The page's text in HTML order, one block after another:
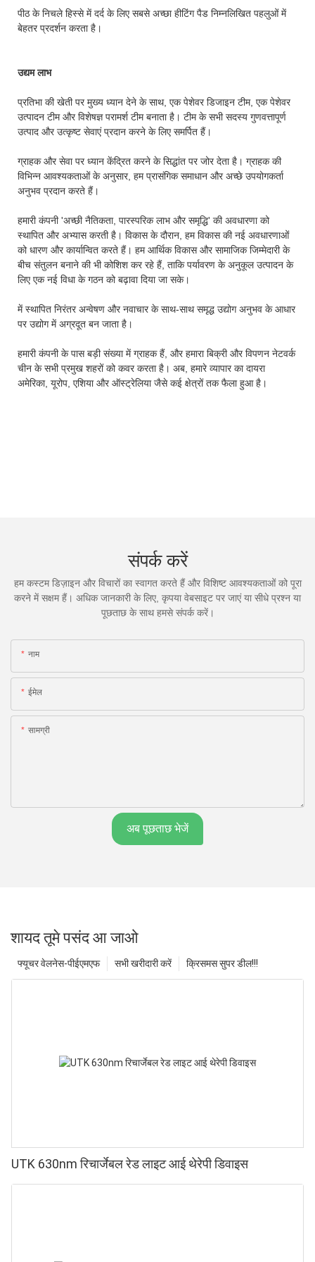
पीठ के निचले हिस्से में दर्द के लिए सबसे अच्छा हीटिंग पैड निम्नलिखित पहलुओं में
बेहतर प्रदर्शन करता है।
उद्यम लाभ
प्रतिभा की खेती पर मुख्य ध्यान देने के साथ, एक पेशेवर डिजाइन टीम, एक पेशेवर
उत्पादन टीम और विशेषज्ञ परामर्श टीम बनाता है। टीम के सभी सदस्य गुणवत्तापूर्ण
उत्पाद और उत्कृष्ट सेवाएं प्रदान करने के लिए समर्पित हैं।
ग्राहक और सेवा पर ध्यान केंद्रित करने के सिद्धांत पर जोर देता है। ग्राहक की
विभिन्न आवश्यकताओं के अनुसार, हम प्रासंगिक समाधान और अच्छे उपयोगकर्ता
अनुभव प्रदान करते हैं।
हमारी कंपनी 'अच्छी नैतिकता, पारस्परिक लाभ और समृद्धि' की अवधारणा को
स्थापित और अभ्यास करती है। विकास के दौरान, हम विकास की नई अवधारणाओं
को धारण और कार्यान्वित करते हैं। हम आर्थिक विकास और सामाजिक जिम्मेदारी के
बीच संतुलन बनाने की भी कोशिश कर रहे हैं, ताकि पर्यावरण के अनुकूल उत्पादन के
लिए एक नई विधा के गठन को बढ़ावा दिया जा सके।
में स्थापित निरंतर अन्वेषण और नवाचार के साथ-साथ समृद्ध उद्योग अनुभव के आधार
पर उद्योग में अग्रदूत बन जाता है।
हमारी कंपनी के पास बड़ी संख्या में ग्राहक हैं, और हमारा बिक्री और विपणन नेटवर्क
चीन के सभी प्रमुख शहरों को कवर करता है। अब, हमारे व्यापार का दायरा
अमेरिका, यूरोप, एशिया और ऑस्ट्रेलिया जैसे कई क्षेत्रों तक फैला हुआ है।
संपर्क करें
हम कस्टम डिज़ाइन और विचारों का स्वागत करते हैं और विशिष्ट आवश्यकताओं को पूरा
करने में सक्षम हैं। अधिक जानकारी के लिए, कृपया वेबसाइट पर जाएं या सीधे प्रश्न या
पूछताछ के साथ हमसे संपर्क करें।
नाम
ईमेल
सामग्री
अब पूछताछ भेजें
शायद तूमे पसंद आ जाओ
क्रिसमस सुपर डील!!!
सभी खरीदारी करें
फ्यूचर वेलनेस-पीईएमएफ
UTK 630nm रिचार्जेबल रेड लाइट आई थेरेपी डिवाइस